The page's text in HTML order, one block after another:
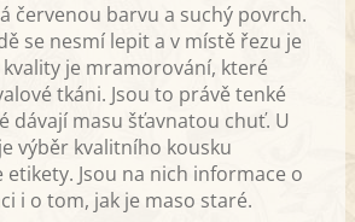
červenou barvu a suchý povrch.
se nesmí lepit a v místě řezu je
je mramorování, které
tkáni. Jsou to právě tenké
dávají masu šťavnatou chuť. U
výběr kvalitního kousku
Jsou na nich informace o
i o tom, jak je maso staré.